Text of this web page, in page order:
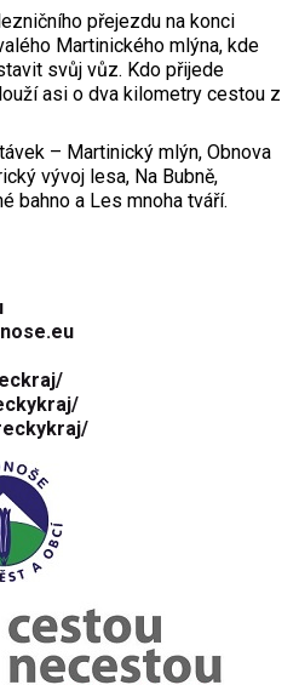
přejezdu na konci
Martinického mlýna, kde
svůj vůz. Kdo přijede
asi o dva kilometry cestou z
– Martinický mlýn, Obnova
vývoj lesa, Na Bubně,
bahno a Les mnoha tváří.